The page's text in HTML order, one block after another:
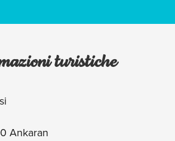
turistiche
Ankaran